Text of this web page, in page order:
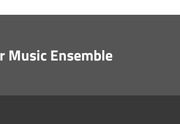
Music Ensemble